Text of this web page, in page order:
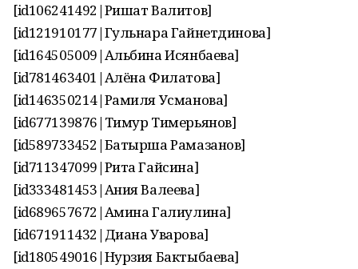
[id106241492|Ришат Валитов]
[id121910177|Гульнара Гайнетдинова]
[id164505009|Альбина Исянбаева]
[id781463401|Алёна Филатова]
[id146350214|Рамиля Усманова]
[id677139876|Тимур Тимерьянов]
[id589733452|Батырша Рамазанов]
[id711347099|Рита Гайсина]
[id333481453|Ания Валеева]
[id689657672|Амина Галиулина]
[id671911432|Диана Уварова]
[id180549016|Нурзия Бактыбаева]